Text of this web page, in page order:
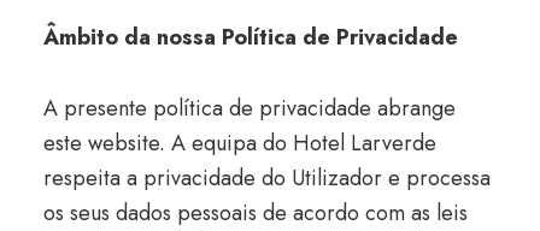
Âmbito da nossa Política de Privacidade
A presente política de privacidade abrange
este website. A equipa do Hotel Larverde
respeita a privacidade do Utilizador e processa
os seus dados pessoais de acordo com as leis